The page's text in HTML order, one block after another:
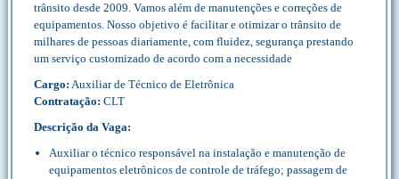
trânsito desde 2009. Vamos além de manutenções e correções de
equipamentos. Nosso objetivo é facilitar e otimizar o trânsito de
milhares de pessoas diariamente, com fluidez, segurança prestando
um serviço customizado de acordo com a necessidade
Cargo: Auxiliar de Técnico de Eletrônica
Contratação: CLT
Descrição da Vaga:
Auxiliar o técnico responsável na instalação e manutenção de
equipamentos eletrônicos de controle de tráfego; passagem de